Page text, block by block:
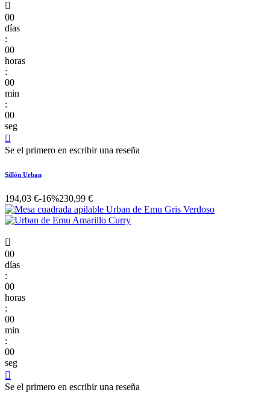

00
días
:
00
horas
:
00
min
:
00
seg

Se el primero en escribir una reseña
Sillón Urban
194,03 €-16%230,99 €

00
días
:
00
horas
:
00
min
:
00
seg

Se el primero en escribir una reseña